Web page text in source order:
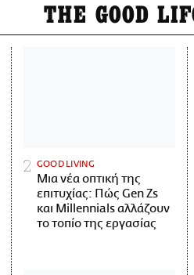
THE GOOD
GOOD LIVING
Μια νέα οπτική της
επιτυχίας: Πώς Gen Zs
και Millennials αλλάζουν
το τοπίο της εργασίας